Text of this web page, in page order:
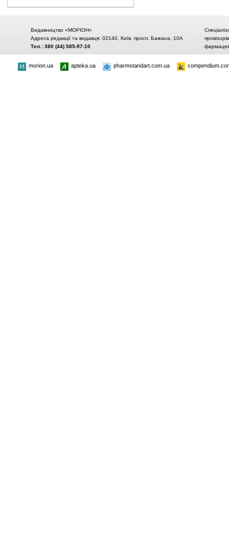
Видавництво «МОРІОН»
Адреса редакції та видавця: 02140, Київ, просп. Бажана, 10А
Тел.: 380 (44) 585-97-10
morion.ua apteka.ua pharmstandart.com.ua